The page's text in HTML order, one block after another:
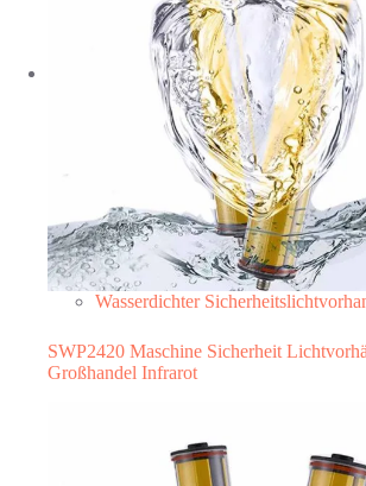
Wasserdichter
SWP2420 Maschine Sicherheit
Großhandel Infrarot